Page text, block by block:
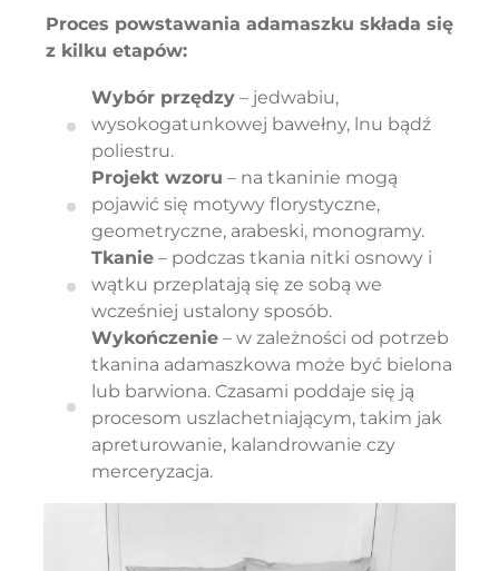
Proces powstawania adamaszku składa się
z kilku etapów:
Wybór przędzy – jedwabiu,
wysokogatunkowej bawełny, lnu bądź
poliestru.
Projekt wzoru – na tkaninie mogą
pojawić się motywy florystyczne,
geometryczne, arabeski, monogramy.
Tkanie – podczas tkania nitki osnowy i
wątku przeplatają się ze sobą we
wcześniej ustalony sposób.
Wykończenie – w zależności od potrzeb
tkanina adamaszkowa może być bielona
lub barwiona. Czasami poddaje się ją
procesom uszlachetniającym, takim jak
apreturowanie, kalandrowanie czy
merceryzacja.